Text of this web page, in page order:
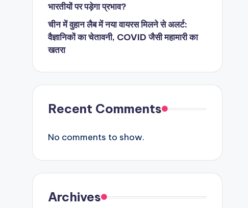
भारतीयों पर पड़ेगा प्रभाव?
चीन में वुहान लैब में नया वायरस मिलने से अलर्ट:
वैज्ञानिकों का चेतावनी, COVID जैसी महामारी का
खतरा
Recent Comments
No comments to show.
Archives